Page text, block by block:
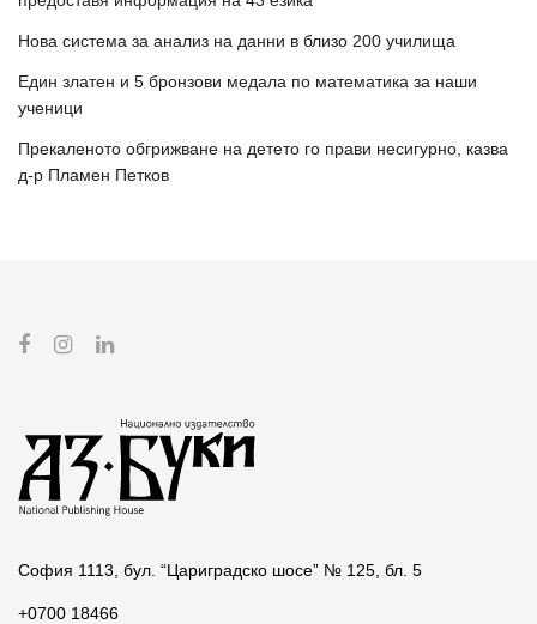
Нова система за анализ на данни в близо 200 училища
Един златен и 5 бронзови медала по математика за наши
ученици
Прекаленото обгрижване на детето го прави несигурно, казва
д-р Пламен Петков
София 1113, бул. “Цариградско шосе” № 125, бл. 5
+0700 18466